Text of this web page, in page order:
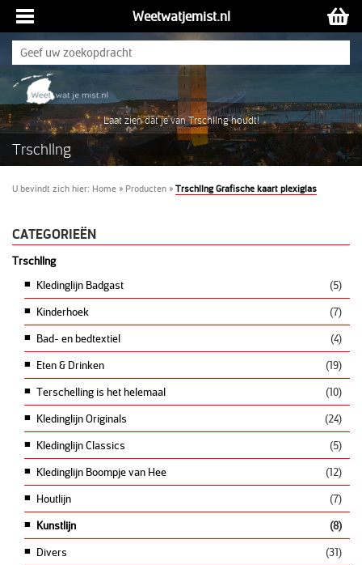
Weetwatjemist.nl
Laat zien dat je van Trschllng houdt!
Trschllng
U bevindt zich hier: Home » Producten » Trschllng Grafische kaart plexiglas
CATEGORIEËN
Trschllng
Kledinglijn Badgast
(5)
Kinderhoek
(7)
Bad- en bedtextiel
(4)
Eten & Drinken
(19)
Terschelling is het helemaal
(10)
Kledinglijn Originals
(24)
Kledinglijn Classics
(5)
Kledinglijn Boompje van Hee
(12)
Houtlijn
(7)
Kunstlijn
(8)
Divers
(31)